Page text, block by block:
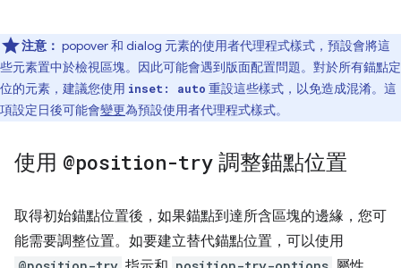
注意： popover 和 dialog 元素的使用者代理程式樣式，預設會將這
些元素置中於檢視區塊。因此可能會遇到版面配置問題。對於所有錨點定
位的元素，建議您使用 inset: auto 重設這些樣式，以免造成混淆。這
項設定日後可能會變更為預設使用者代理程式樣式。
使用 @position-try 調整錨點位置
取得初始錨點位置後，如果錨點到達所含區塊的邊緣，您可
能需要調整位置。如要建立替代錨點位置，可以使用